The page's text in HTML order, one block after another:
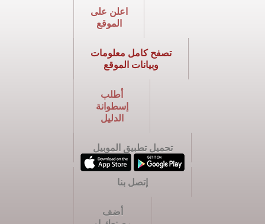
اعلن على
الموقع
تصفح كامل معلومات
وبيانات الموقع
أطلب
إسطوانة
الدليل
تحميل تطبيق الموبيل
إتصل بنا
أضف